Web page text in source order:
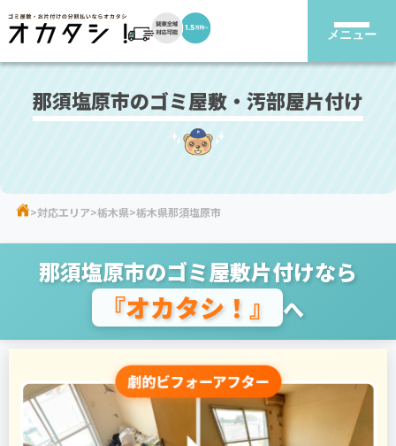
メニュー
那須塩原市のゴミ屋敷・汚部屋片付け
対応エリア 栃木県 栃木県那須塩原市
那須塩原市のゴミ屋敷片付けなら
『オカタシ！』 へ